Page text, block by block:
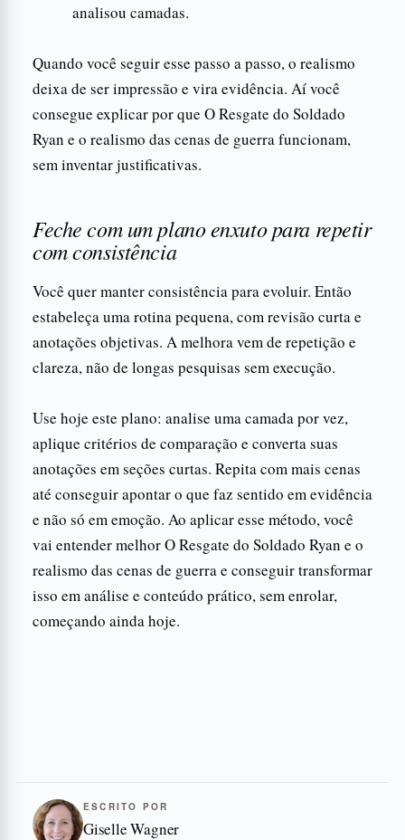
analisou camadas.
Quando você seguir esse passo a passo, o realismo
deixa de ser impressão e vira evidência. Aí você
consegue explicar por que O Resgate do Soldado
Ryan e o realismo das cenas de guerra funcionam,
sem inventar justificativas.
Feche com um plano enxuto para repetir
com consistência
Você quer manter consistência para evoluir. Então
estabeleça uma rotina pequena, com revisão curta e
anotações objetivas. A melhora vem de repetição e
clareza, não de longas pesquisas sem execução.
Use hoje este plano: analise uma camada por vez,
aplique critérios de comparação e converta suas
anotações em seções curtas. Repita com mais cenas
até conseguir apontar o que faz sentido em evidência
e não só em emoção. Ao aplicar esse método, você
vai entender melhor O Resgate do Soldado Ryan e o
realismo das cenas de guerra e conseguir transformar
isso em análise e conteúdo prático, sem enrolar,
começando ainda hoje.
ESCRITO POR
Giselle Wagner